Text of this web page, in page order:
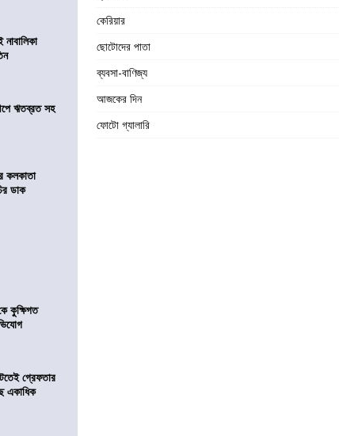
ঋতব্রত সহ
কলকাতা
ডাক
কুক্ষিগত
গ্রেফতার
একাধিক
কেরিয়ার
ছোটোদের পাতা
ব্যবসা-বাণিজ্য
আজকের দিন
ফোটো গ্যালারি